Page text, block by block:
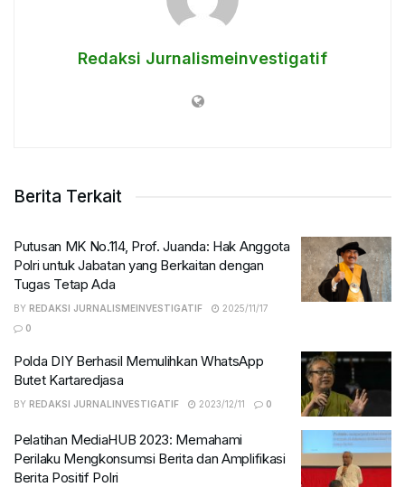
Redaksi Jurnalismeinvestigatif
Berita Terkait
Putusan MK No.114, Prof. Juanda: Hak Anggota
Polri untuk Jabatan yang Berkaitan dengan
Tugas Tetap Ada
BY REDAKSI JURNALISMEINVESTIGATIF
2025/11/17
0
Polda DIY Berhasil Memulihkan WhatsApp
Butet Kartaredjasa
BY REDAKSI JURNALINVESTIGATIF 2023/12/11 0
Pelatihan MediaHUB 2023: Memahami
Perilaku Mengkonsumsi Berita dan Amplifikasi
Berita Positif Polri